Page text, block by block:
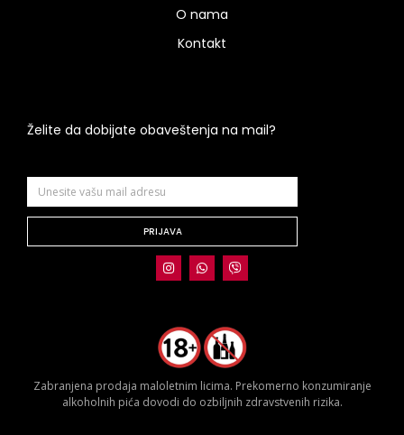
O nama
Kontakt
Želite da dobijate obaveštenja na mail?
PRIJAVA
Zabranjena prodaja maloletnim licima. Prekomerno konzumiranje
alkoholnih pića dovodi do ozbiljnih zdravstvenih rizika.